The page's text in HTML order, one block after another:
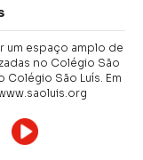
um espaço amplo de
no Colégio São
Colégio São Luís. Em